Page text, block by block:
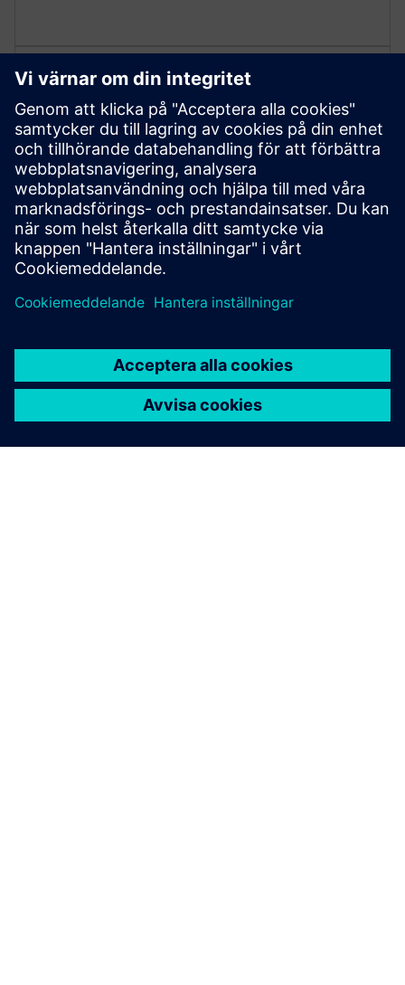
Säkerställ tillförlitlig
provhantering
Konditioneringsenheter med pumpar, kylare och NOx-
omvandlare ger exakta resultat för gasanalys och
volymflödesmätning.